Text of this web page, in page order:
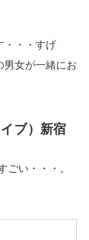
・・・すげ
男女が一緒にお
ブ）新宿
ごい・・・。